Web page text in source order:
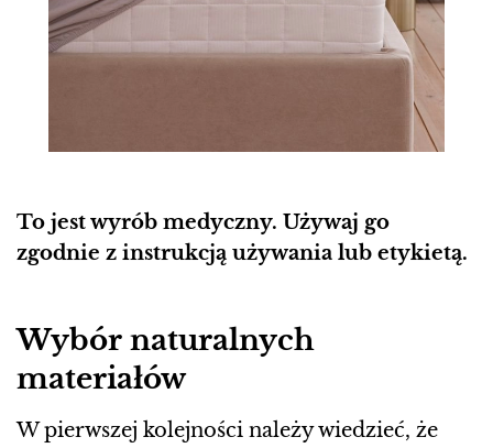
To jest wyrób medyczny. Używaj go
zgodnie z instrukcją używania lub etykietą.
Wybór naturalnych
materiałów
W pierwszej kolejności należy wiedzieć, że